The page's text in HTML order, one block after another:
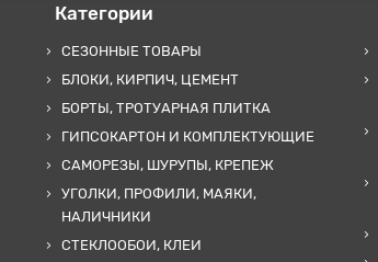
Категории
СЕЗОННЫЕ ТОВАРЫ
БЛОКИ, КИРПИЧ, ЦЕМЕНТ
БОРТЫ, ТРОТУАРНАЯ ПЛИТКА
ГИПСОКАРТОН И КОМПЛЕКТУЮЩИЕ
САМОРЕЗЫ, ШУРУПЫ, КРЕПЕЖ
УГОЛКИ, ПРОФИЛИ, МАЯКИ,
НАЛИЧНИКИ
СТЕКЛООБОИ, КЛЕИ